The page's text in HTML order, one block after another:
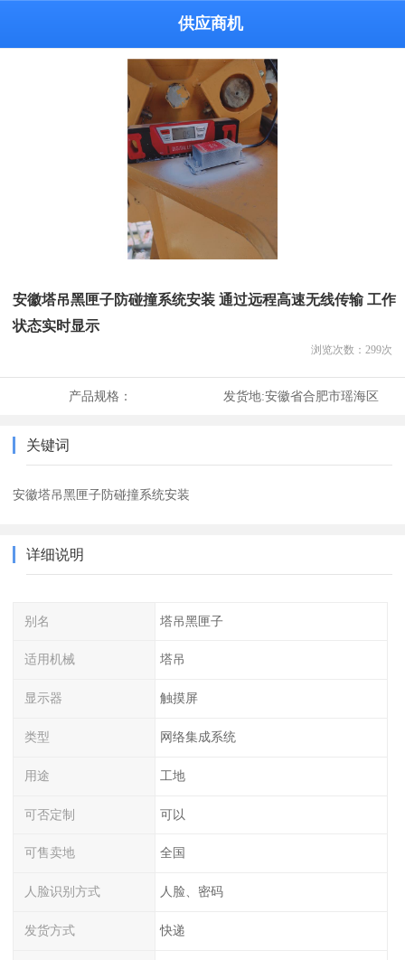
供应商机
安徽塔吊黑匣子防碰撞系统安装 通过远程高速无线传输 工作
状态实时显示
浏览次数： 299次
产品规格： 发货地:安徽省合肥市瑶海区
关键词
安徽塔吊黑匣子防碰撞系统安装
详细说明
别名 塔吊黑匣子
适用机械 塔吊
显示器 触摸屏
类型 网络集成系统
用途 工地
可否定制 可以
可售卖地 全国
人脸识别方式 人脸、密码
发货方式 快递